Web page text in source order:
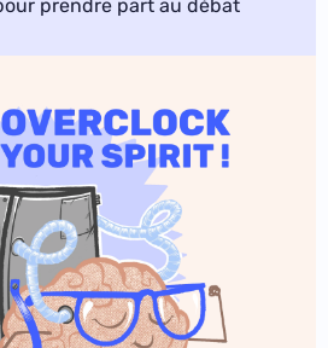
prendre part au débat